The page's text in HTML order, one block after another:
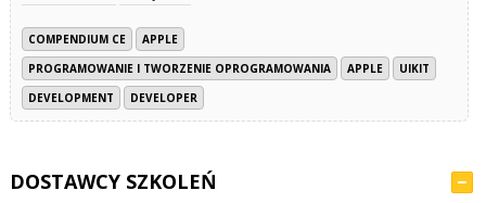
COMPENDIUM CE
APPLE
PROGRAMOWANIE I TWORZENIE OPROGRAMOWANIA
APPLE
UIKIT
DEVELOPMENT
DEVELOPER
DOSTAWCY SZKOLEŃ